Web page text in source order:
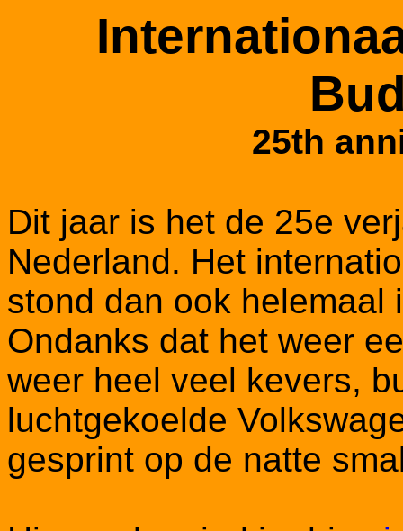
25th
Dit jaar is het de 25e
Nederland. Het
stond dan ook helemaal
Ondanks dat het weer
weer heel veel kevers,
luchtgekoelde
gesprint op de natte